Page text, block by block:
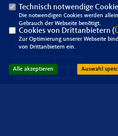
Senioren-Union der CDU
@2026 Senioren-Union,
Vorsitzender: Manfred P. Kiehn
Technisch notwendige
Die notwendigen Cookies werden
Gebrauch der Webseite benötigt.
Cookies von Drittanbietern (
Zur Optimierung unserer Webseite
von Drittanbietern ein.
Alle akzeptieren Auswahl